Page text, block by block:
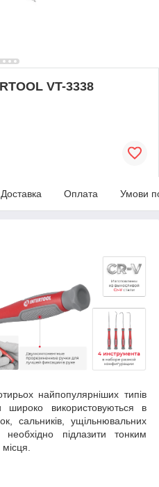
VT-3338
Доставка Оплата Умови
найпопулярніших типів
широко використовуються в
сальників, ущільнювальних
підлазити тонким